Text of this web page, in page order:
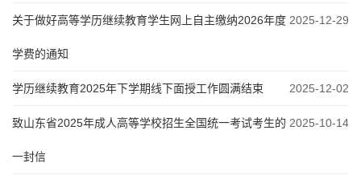
2025-12-29
关于做好高等学历继续教育学生网上自主缴纳2026年度
学费的通知
2025-12-02
学历继续教育2025年下学期线下面授工作圆满结束
2025-10-14
致山东省2025年成人高等学校招生全国统一考试考生的
一封信